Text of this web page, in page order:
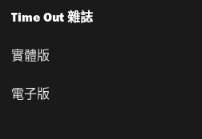
Time Out 雜誌
實體版
電子版